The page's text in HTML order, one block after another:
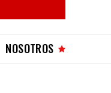
NOSOTROS